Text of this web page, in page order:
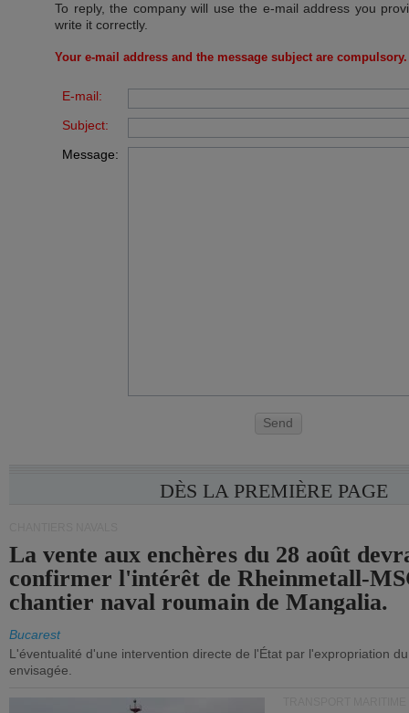
To reply, the company will use the e-mail address you
write it correctly.
Your e-mail address and the message subject are compulsory.
E-mail:
Subject:
Message:
Send
DÈS LA PREMIÈRE PAGE
La vente aux enchères du 28 août
confirmer l'intérêt de Rheinmetall-
chantier naval roumain de Mangalia.
Bucarest
L'éventualité d'une intervention directe de l'État par l'expropriation
envisagée.